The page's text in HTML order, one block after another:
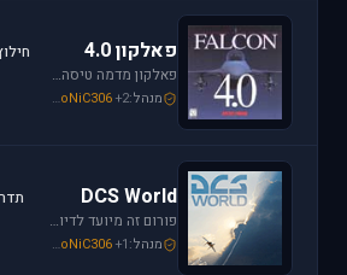
פאלקון 4.0
פאלקון מדמה טיסה בצורה ריאליסטית ומתקדמת במטוס ה-F-16. מתקשים? זקוקים לעזרה? רוצים לשתף תמונה או וידיאו מהטיסה שלכם ב- Falcon זהו הפורום המתאים.
מנהל: SoNiC306+2
DCS World
פורום זה מיועד לדיון בסדרת הסימולטורים Digital Combat Simulator וכן בסדרת Lock On Modern Air Combat. מחפשים תמיכה? או סתם רוצים לשתף מידע ותמונות זהו המקום הנכון.
מנהל: SoNiC306+1